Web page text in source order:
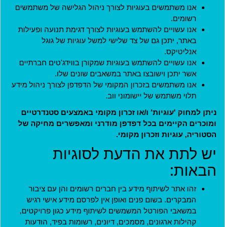
אנו משתמשים בעוגיות לצורך ניהול הגלישה של משתמשים
רשומים.
אנו עשויים להשתמש בעוגיות לצורך דגימת תנועה ופעילות
באתר, יתכן גם של צד שלישי למשל עוגיות של גוגל
אנליטיקס.
אנו עשויים להשתמש בעוגיות שמקורן בווידג'טים חברתיים
אשר יתכן וישובצו באתר במשאבים שונים שלו.
אנו משתמשים בזכרון המקומי של הדפדפן לצורך ניהול מידע
תלוי משתמש של יישומוני ווב.
ניתן למחוק 'עוגיות' ו/או זכרון מקומי באמצעים סטנדרטיים
ומוכרים הקיימים בכל דפדפן מודרני ומאפשרים מחיקה של
הסטוריה, עוגיות וזכרון מקומי.
יש לתת את הדעת לסוגיות
הבאות:
זהו אתר לשיתוף מידע בין חברים רשומים והן עם ציבור
המבקרים. בשום פנים ואופן אין לפרסם מידע אישי רגיש
במשאבי הפורטל המשמשים לשיתוף מידע כגון פרויקטים,
קהילות ארגונים, מסמכים, דיונים, רשומות בפיד, הודעות
שם המשתמש שהוגדר בעת הרישום לאתר.
סיסמה*
קוד מנהל
למנהלים בלבד. משתמשים אחרים יכולים להתעלם משדה זה.
כניסה
הצטרפות
חידוש סיסמה